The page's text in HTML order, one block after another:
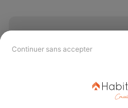
Continuer sans accepter
LEGUAY